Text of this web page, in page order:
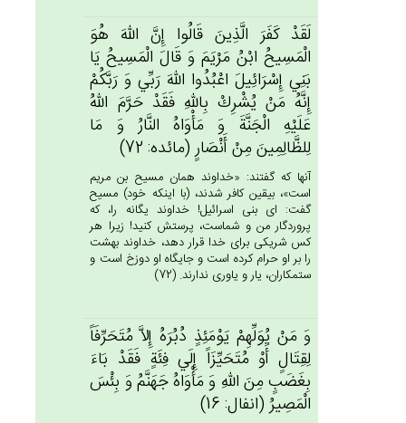
لَقَدْ كَفَرَ الَّذِين‌َ قَالُوا إِن‌َّ الله‌َ هُوَ
الْمَسِيح‌ُ ابْن‌ُ مَرْيَم‌َ وَ قَال‌َ الْمَسِيح‌ُ يَا
بَنِي‌ إِسْرَائِيل‌َ اعْبُدُوا الله‌َ رَبِّي‌ وَ رَبَّكُم‌ْ
إِنَّه‌ُ مَنْ‌ يُشْرِك‌ْ بِالله‌ِ فَقَدْ حَرَّم‌َ الله‌ُ
عَلَيْه‌ِ الْجَنَّة‌َ وَ مَأْوَاه‌ُ النَّارُ وَ مَا
لِلظَّالِمِين‌َ مِن‌ْ أَنْصَارٍ (مائده: 72)
آنها كه گفتند: «خداوند همان مسيح بن مريم
است»، بيقين كافر شدند، (با اينكه خود) مسيح
گفت: اى بنى اسرائيل! خداوند يگانه را، كه
پروردگار من و شماست، پرستش كنيد! زيرا هر
كس شريكى براى خدا قرار دهد، خداوند بهشت
را بر او حرام كرده است و جايگاه او دوزخ است و
ستمكاران، يار و ياورى ندارند. (72)
وَ مَنْ‌ يُوَلِّهِم‌ْ يَوْمَئِذٍ دُبُرَه‌ُ إِلاَّ مُتَحَرِّفَاً
لِقِتَال‌ٍ أَوْ مُتَحَيِّزَاً إِلَي‌ فِئَة‌ٍ فَقَدْ بَاءَ
بِغَضَب‌ٍ مِن‌َ الله‌ِ وَ مَأْوَاه‌ُ جَهَنَّم‌ُ وَ بِئْس‌َ
الْمَصِيرُ (انفال: 16)